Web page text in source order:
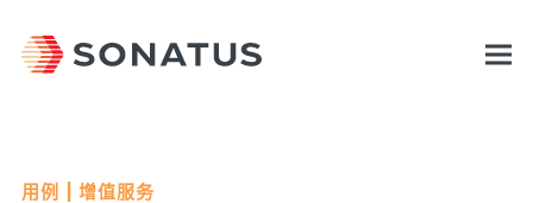
用例 | 增值服务